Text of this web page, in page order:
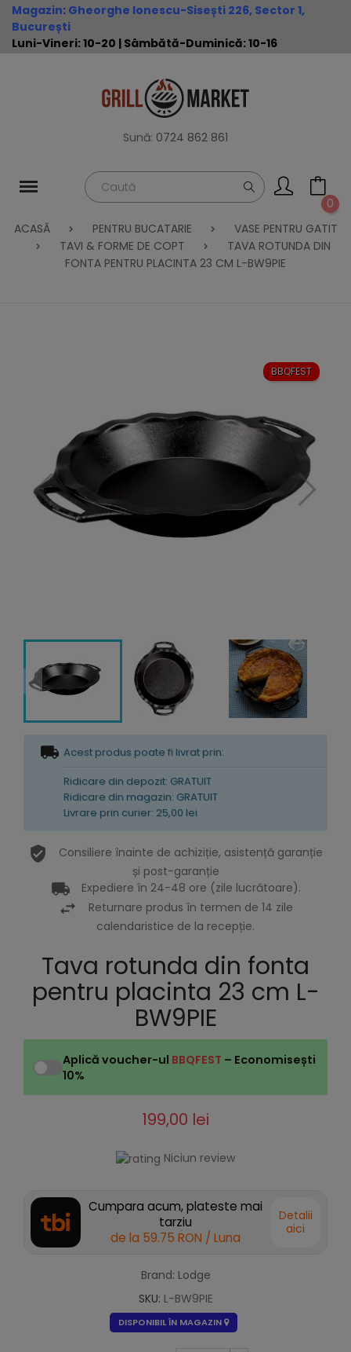
Magazin: Gheorghe Ionescu-Sisești 226, Sector 1,
București
Luni-Vineri: 10-20 | Sâmbătă-Duminică: 10-16
Sună: 0724 862 861
0
ACASĂ
PENTRU BUCATARIE
VASE PENTRU GATIT
TAVI & FORME DE COPT
TAVA ROTUNDA DIN
FONTA PENTRU PLACINTA 23 CM L-BW9PIE
Acest produs poate fi livrat prin:
Ridicare din depozit: GRATUIT
Ridicare din magazin: GRATUIT
Livrare prin curier: 25,00 lei
Consiliere înainte de achiziție, asistență garanție
și post-garanție
Expediere în 24-48 ore (zile lucrătoare).
Returnare produs în termen de 14 zile
calendaristice de la recepție.
BBQFEST
Tava rotunda din fonta
pentru placinta 23 cm L-
BW9PIE
Aplică voucher-ul BBQFEST – Economisești
10%
199,00 lei
Niciun review
Cumpara acum, plateste mai
tarziu
de la 59.75 RON / Luna
Detalii
aici
Brand: Lodge
SKU: L-BW9PIE
DISPONIBIL ÎN MAGAZIN